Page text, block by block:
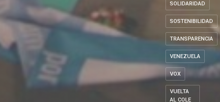
SOLIDARIDAD
SOSTENIBILIDAD
TRANSPARENCIA
VENEZUELA
VOX
VUELTA
AL COLE